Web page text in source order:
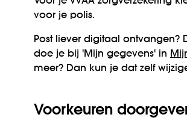
voor je polis.
Post liever digitaal ontvangen?
doe je bij 'Mijn gegevens' in
meer? Dan kun je dat zelf
Voorkeuren